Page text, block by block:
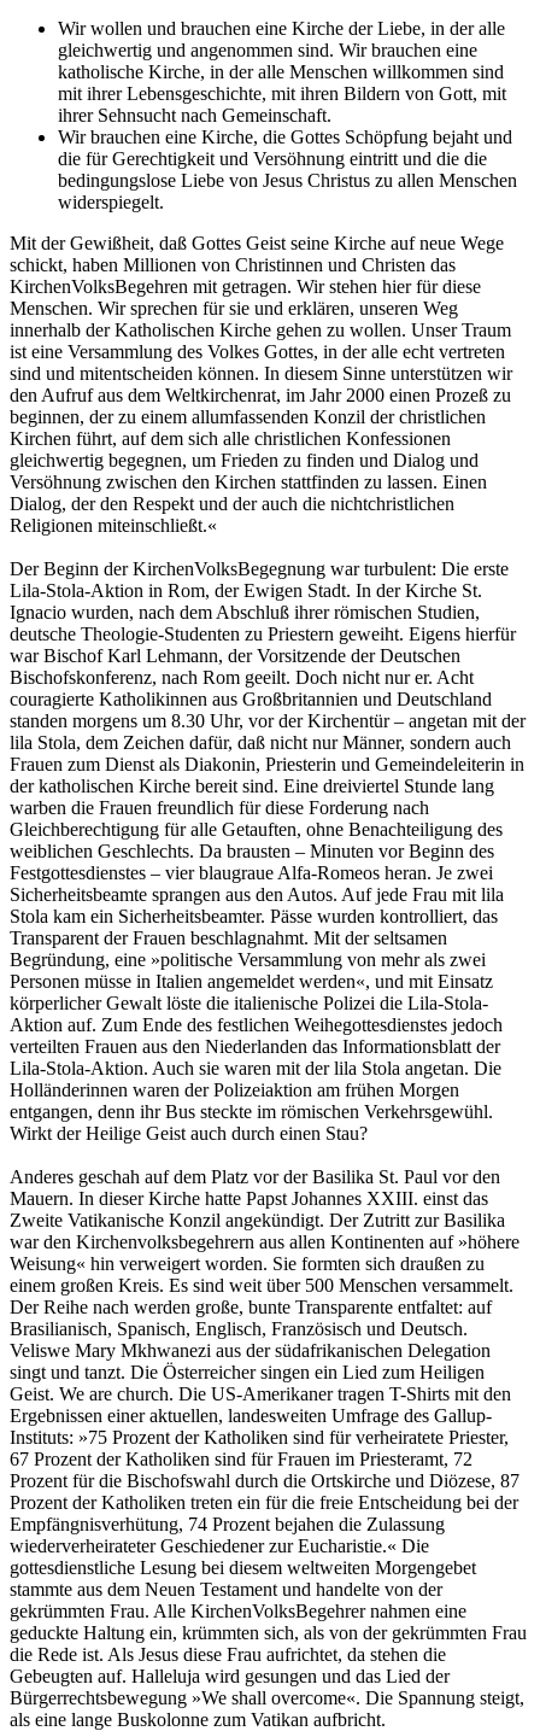
Wir wollen und brauchen eine Kirche der Liebe, in der alle
gleichwertig und angenommen sind. Wir brauchen eine
katholische Kirche, in der alle Menschen willkommen sind
mit ihrer Lebensgeschichte, mit ihren Bildern von Gott, mit
ihrer Sehnsucht nach Gemeinschaft.
Wir brauchen eine Kirche, die Gottes Schöpfung bejaht und
die für Gerechtigkeit und Versöhnung eintritt und die die
bedingungslose Liebe von Jesus Christus zu allen Menschen
widerspiegelt.
Mit der Gewißheit, daß Gottes Geist seine Kirche auf neue Wege
schickt, haben Millionen von Christinnen und Christen das
KirchenVolksBegehren mit getragen. Wir stehen hier für diese
Menschen. Wir sprechen für sie und erklären, unseren Weg
innerhalb der Katholischen Kirche gehen zu wollen. Unser Traum
ist eine Versammlung des Volkes Gottes, in der alle echt vertreten
sind und mitentscheiden können. In diesem Sinne unterstützen wir
den Aufruf aus dem Weltkirchenrat, im Jahr 2000 einen Prozeß zu
beginnen, der zu einem allumfassenden Konzil der christlichen
Kirchen führt, auf dem sich alle christlichen Konfessionen
gleichwertig begegnen, um Frieden zu finden und Dialog und
Versöhnung zwischen den Kirchen stattfinden zu lassen. Einen
Dialog, der den Respekt und der auch die nichtchristlichen
Religionen miteinschließt.«
Der Beginn der KirchenVolksBegegnung war turbulent: Die erste
Lila-Stola-Aktion in Rom, der Ewigen Stadt. In der Kirche St.
Ignacio wurden, nach dem Abschluß ihrer römischen Studien,
deutsche Theologie-Studenten zu Priestern geweiht. Eigens hierfür
war Bischof Karl Lehmann, der Vorsitzende der Deutschen
Bischofskonferenz, nach Rom geeilt. Doch nicht nur er. Acht
couragierte Katholikinnen aus Großbritannien und Deutschland
standen morgens um 8.30 Uhr, vor der Kirchentür – angetan mit der
lila Stola, dem Zeichen dafür, daß nicht nur Männer, sondern auch
Frauen zum Dienst als Diakonin, Priesterin und Gemeindeleiterin in
der katholischen Kirche bereit sind. Eine dreiviertel Stunde lang
warben die Frauen freundlich für diese Forderung nach
Gleichberechtigung für alle Getauften, ohne Benachteiligung des
weiblichen Geschlechts. Da brausten – Minuten vor Beginn des
Festgottesdienstes – vier blaugraue Alfa-Romeos heran. Je zwei
Sicherheitsbeamte sprangen aus den Autos. Auf jede Frau mit lila
Stola kam ein Sicherheitsbeamter. Pässe wurden kontrolliert, das
Transparent der Frauen beschlagnahmt. Mit der seltsamen
Begründung, eine »politische Versammlung von mehr als zwei
Personen müsse in Italien angemeldet werden«, und mit Einsatz
körperlicher Gewalt löste die italienische Polizei die Lila-Stola-
Aktion auf. Zum Ende des festlichen Weihegottesdienstes jedoch
verteilten Frauen aus den Niederlanden das Informationsblatt der
Lila-Stola-Aktion. Auch sie waren mit der lila Stola angetan. Die
Holländerinnen waren der Polizeiaktion am frühen Morgen
entgangen, denn ihr Bus steckte im römischen Verkehrsgewühl.
Wirkt der Heilige Geist auch durch einen Stau?
Anderes geschah auf dem Platz vor der Basilika St. Paul vor den
Mauern. In dieser Kirche hatte Papst Johannes XXIII. einst das
Zweite Vatikanische Konzil angekündigt. Der Zutritt zur Basilika
war den Kirchenvolksbegehrern aus allen Kontinenten auf »höhere
Weisung« hin verweigert worden. Sie formten sich draußen zu
einem großen Kreis. Es sind weit über 500 Menschen versammelt.
Der Reihe nach werden große, bunte Transparente entfaltet: auf
Brasilianisch, Spanisch, Englisch, Französisch und Deutsch.
Veliswe Mary Mkhwanezi aus der südafrikanischen Delegation
singt und tanzt. Die Österreicher singen ein Lied zum Heiligen
Geist. We are church. Die US-Amerikaner tragen T-Shirts mit den
Ergebnissen einer aktuellen, landesweiten Umfrage des Gallup-
Instituts: »75 Prozent der Katholiken sind für verheiratete Priester,
67 Prozent der Katholiken sind für Frauen im Priesteramt, 72
Prozent für die Bischofswahl durch die Ortskirche und Diözese, 87
Prozent der Katholiken treten ein für die freie Entscheidung bei der
Empfängnisverhütung, 74 Prozent bejahen die Zulassung
wiederverheirateter Geschiedener zur Eucharistie.« Die
gottesdienstliche Lesung bei diesem weltweiten Morgengebet
stammte aus dem Neuen Testament und handelte von der
gekrümmten Frau. Alle KirchenVolksBegehrer nahmen eine
geduckte Haltung ein, krümmten sich, als von der gekrümmten Frau
die Rede ist. Als Jesus diese Frau aufrichtet, da stehen die
Gebeugten auf. Halleluja wird gesungen und das Lied der
Bürgerrechtsbewegung »We shall overcome«. Die Spannung steigt,
als eine lange Buskolonne zum Vatikan aufbricht.